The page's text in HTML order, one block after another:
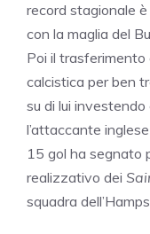
record stagionale
con la maglia del
Poi il trasferimento
calcistica per ben
su di lui
l’attaccante
15 gol ha segnato
realizzativo dei
squadra